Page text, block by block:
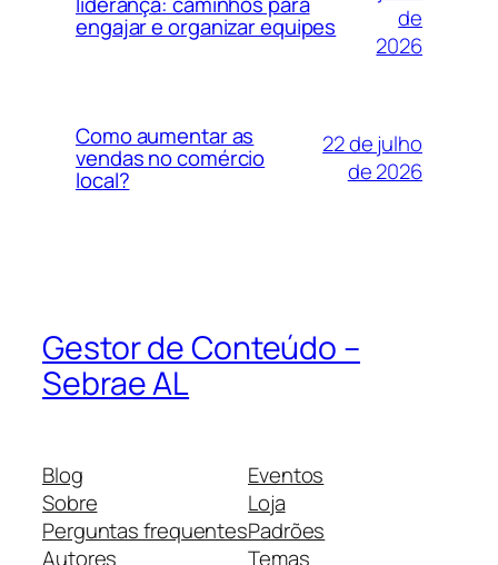
engajar e organizar equipes
de
2026
Como aumentar as
vendas no comércio
local?
22 de julho
de 2026
Gestor de Conteúdo –
Sebrae AL
Blog
Sobre
Perguntas frequentes
Autores
Eventos
Loja
Padrões
Temas